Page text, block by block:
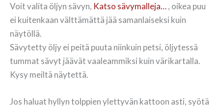
Voit valita öljyn sävyn, Katso sävymalleja…, oikea puu
ei kuitenkaan välttämättä jää samanlaiseksi kuin
näytöllä.
Sävytetty öljy ei peitä puuta niinkuin petsi, öljytessä
tummat sävyt jäävät vaaleammiksi kuin värikartalla.
Kysy meiltä näytettä.
Jos haluat hyllyn tolppien ylettyvän kattoon asti, syötä